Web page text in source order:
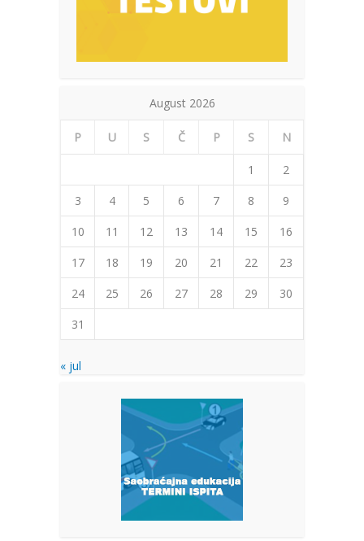
August 2026
P U S Č P S N
1
2
3
4 5 6 7 8
9
10
11 12 13 14 15
16
17
18 19 20 21 22
23
24
25 26 27 28 29
30
31
« jul